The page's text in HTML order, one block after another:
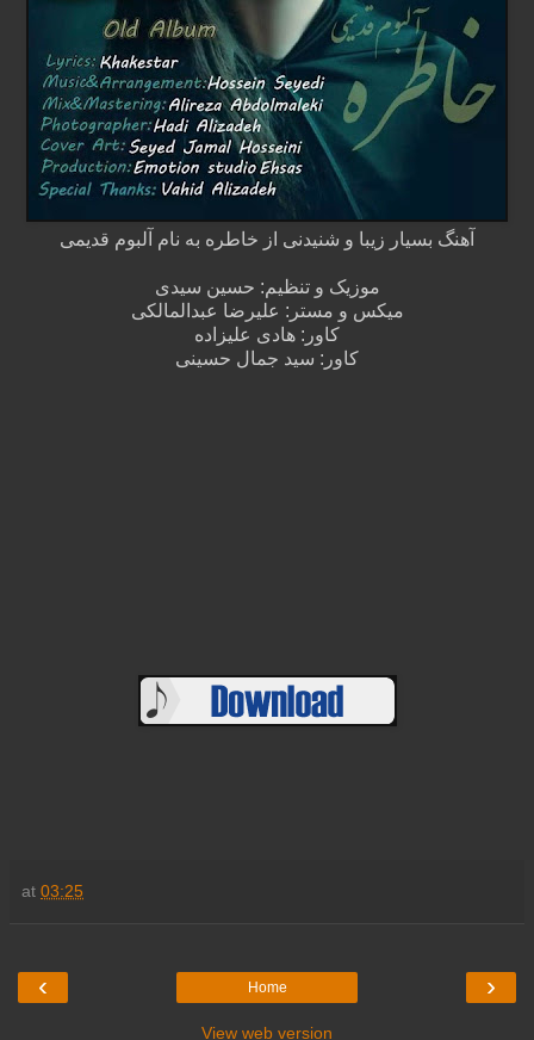
آهنگ بسیار زیبا و شنیدنی از خاطره به نام آلبوم قدیمی
موزیک و تنظیم: حسین سیدی
میکس و مستر: علیرضا عبدالمالکی
کاور: هادی علیزاده
کاور: سید جمال حسینی
at 03:25
‹ ›
Home
View web version